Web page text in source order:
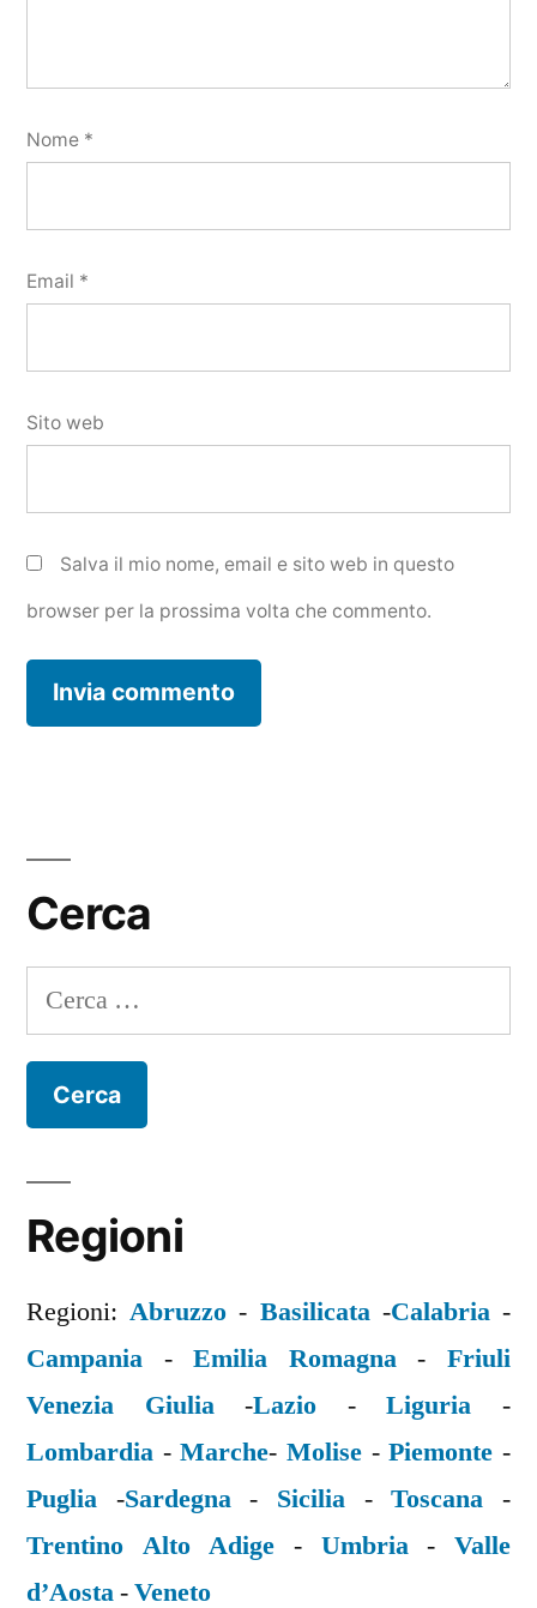
Nome *
Email *
Sito web
Salva il mio nome, email e sito web in questo
browser per la prossima volta che commento.
Cerca
Ricerca
per:
Regioni
Regioni:Abruzzo - Basilicata-Calabria-
Campania -Emilia Romagna-Friuli
Venezia Giulia-Lazio -Liguria -
Lombardia -Marche-Molise -Piemonte -
Puglia -Sardegna- Sicilia -Toscana -
Trentino Alto Adige - Umbria-Valle
d’Aosta-Veneto